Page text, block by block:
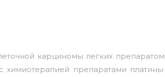
карциномы легких препаратом
препаратами платины.